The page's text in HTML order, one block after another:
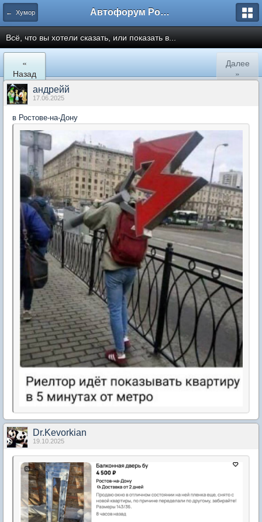
← Хумор Автофорум Ростова-на-Дону
Всё, что вы хотели сказать, или показать в...
«
Назад
Далее
»
андрейй
17.06.2025
в Ростове-на-Дону
Dr.Kevorkian
19.10.2025